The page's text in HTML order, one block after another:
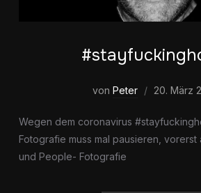
von Peter 20. März
Wegen dem coronavirus
Fotografie muss mal pausieren, vorerst
und People- Fotografie